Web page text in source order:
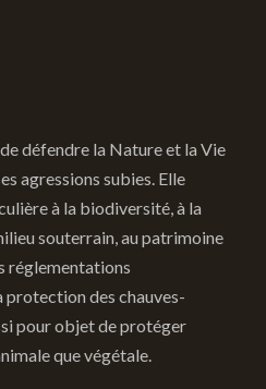
défendre la Nature et la Vie
agressions subies. Elle
à la biodiversité, à la
souterrain, au patrimoine
réglementations
protection des chauves-
pour objet de protéger
que végétale.